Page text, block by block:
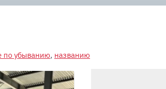
по убыванию, названию